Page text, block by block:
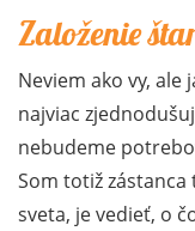
Založenie
Neviem ako vy, ale
najviac
nebudeme
Som totiž zástanca
sveta, je vedieť, o